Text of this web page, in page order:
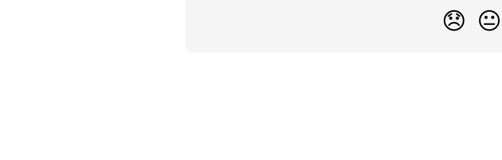
😞 😐